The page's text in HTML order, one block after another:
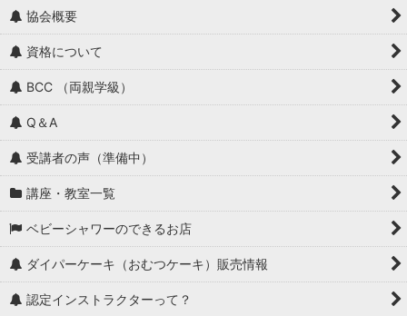
協会概要
資格について
BCC （両親学級）
Q＆A
受講者の声（準備中）
講座・教室一覧
ベビーシャワーのできるお店
ダイパーケーキ（おむつケーキ）販売情報
認定インストラクターって？